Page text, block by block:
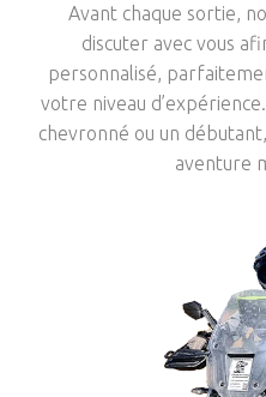
Avant chaque sortie,
discuter avec vous
personnalisé,
votre niveau
chevronné ou un
aventure